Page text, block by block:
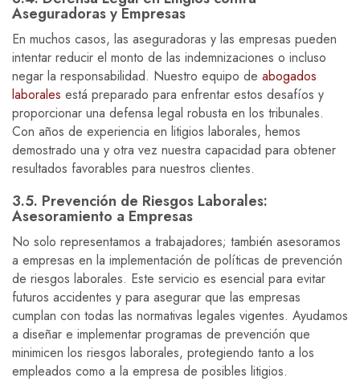
Aseguradoras y Empresas
En muchos casos, las aseguradoras y las empresas pueden
intentar reducir el monto de las indemnizaciones o incluso
negar la responsabilidad. Nuestro equipo de abogados
laborales está preparado para enfrentar estos desafíos y
proporcionar una defensa legal robusta en los tribunales.
Con años de experiencia en litigios laborales, hemos
demostrado una y otra vez nuestra capacidad para obtener
resultados favorables para nuestros clientes.
3.5. Prevención de Riesgos Laborales:
Asesoramiento a Empresas
No solo representamos a trabajadores; también asesoramos
a empresas en la implementación de políticas de prevención
de riesgos laborales. Este servicio es esencial para evitar
futuros accidentes y para asegurar que las empresas
cumplan con todas las normativas legales vigentes. Ayudamos
a diseñar e implementar programas de prevención que
minimicen los riesgos laborales, protegiendo tanto a los
empleados como a la empresa de posibles litigios.